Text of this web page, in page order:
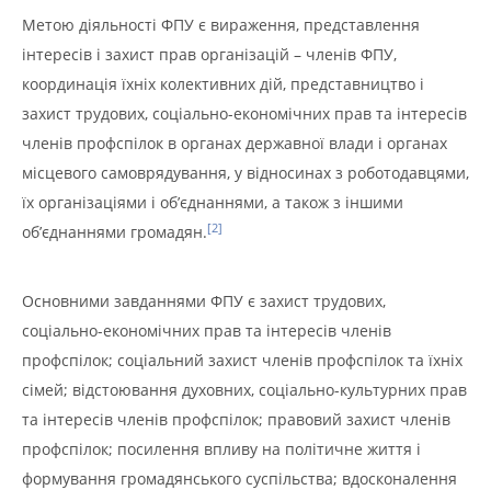
Метою діяльності ФПУ є вираження, представлення
інтересів і захист прав організацій – членів ФПУ,
координація їхніх колективних дій, представництво і
захист трудових, соціально-економічних прав та інтересів
членів профспілок в органах державної влади і органах
місцевого самоврядування, у відносинах з роботодавцями,
їх організаціями і об’єднаннями, а також з іншими
об’єднаннями громадян.[2]
Основними завданнями ФПУ є захист трудових,
соціально-економічних прав та інтересів членів
профспілок; соціальний захист членів профспілок та їхніх
сімей; відстоювання духовних, соціально-культурних прав
та інтересів членів профспілок; правовий захист членів
профспілок; посилення впливу на політичне життя і
формування громадянського суспільства; вдосконалення